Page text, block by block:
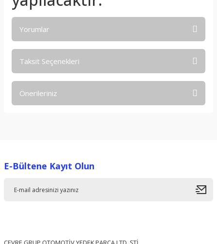
Yorumlar
Taksit Seçenekleri
Önerileriniz
Ürün resmi kalitesiz, bozuk veya görüntülenemiyor.
E-Bültene Kayıt Olun